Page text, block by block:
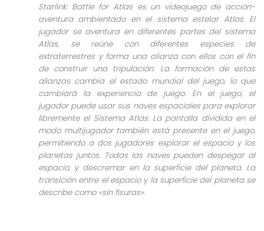
Starlink: Battle for Atlas es un videojuego de acción-
aventura ambientado en el sistema estelar Atlas. El
jugador se aventura en diferentes partes del sistema
Atlas, se reúne con diferentes especies de
extraterrestres y forma una alianza con ellos con el fin
de construir una tripulación. La formación de estas
alianzas cambia el estado mundial del juego, lo que
cambiará la experiencia de juego. En el juego, el
jugador puede usar sus naves espaciales para explorar
libremente el Sistema Atlas. La pantalla dividida en el
modo multijugador también está presente en el juego,
permitiendo a dos jugadores explorar el espacio y los
planetas juntos. Todas las naves pueden despegar al
espacio, y descremar en la superficie del planeta. La
transición entre el espacio y la superficie del planeta se
describe como «sin fisuras».